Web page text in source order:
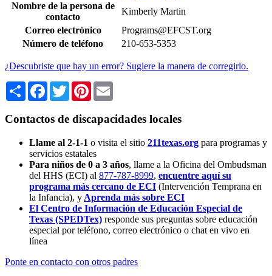
Nombre de la persona de
contacto
Kimberly Martin
Correo electrónico
Programs@EFCST.org
Número de teléfono
210-653-5353
¿Descubriste que hay un error? Sugiere la manera de corregirlo.
Share Facebook
TwitterPinterest
Contactos de discapacidades locales
Llame al 2-1-1 o visita el sitio 211texas.org para programas y
servicios estatales
Para niños de 0 a 3 años, llame a la Oficina del Ombudsman
del HHS (ECI) al 877-787-8999, encuentre aquí su
programa más cercano de ECI (Intervención Temprana en
la Infancia), y Aprenda más sobre ECI
El Centro de Información de Educación Especial de
Texas (SPEDTex) responde sus preguntas sobre educación
especial por teléfono, correo electrónico o chat en vivo en
línea
Ponte en contacto con otros padres